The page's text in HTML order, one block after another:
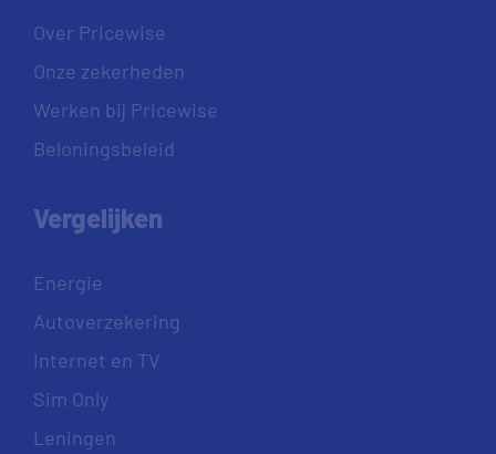
Over Pricewise
Onze zekerheden
Werken bij Pricewise
Beloningsbeleid
Vergelijken
Energie
Autoverzekering
Internet en TV
Sim Only
Leningen